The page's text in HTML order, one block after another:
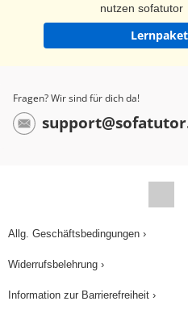
nutzen sofatutor
Fragen? Wir sind für dich da!
Allg. Geschäftsbedingungen ›
Widerrufsbelehrung ›
Information zur Barrierefreiheit ›